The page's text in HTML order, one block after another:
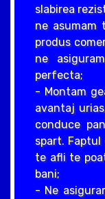
slabirea
ne asumam
produs
ne
perfecta;
- Montam
avantaj
conduce
spart.
te afli te
bani;
- Ne